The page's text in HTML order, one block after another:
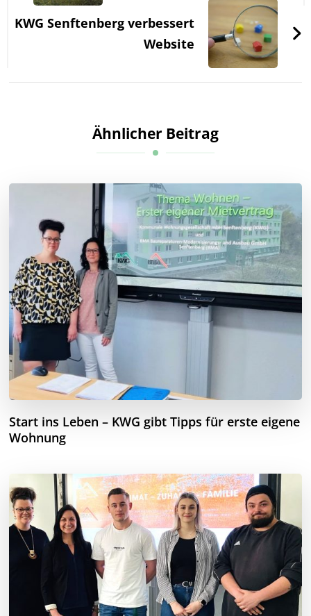
KWG Senftenberg verbessert
Website
Ähnlicher Beitrag
Start ins Leben – KWG gibt Tipps für erste eigene
Wohnung